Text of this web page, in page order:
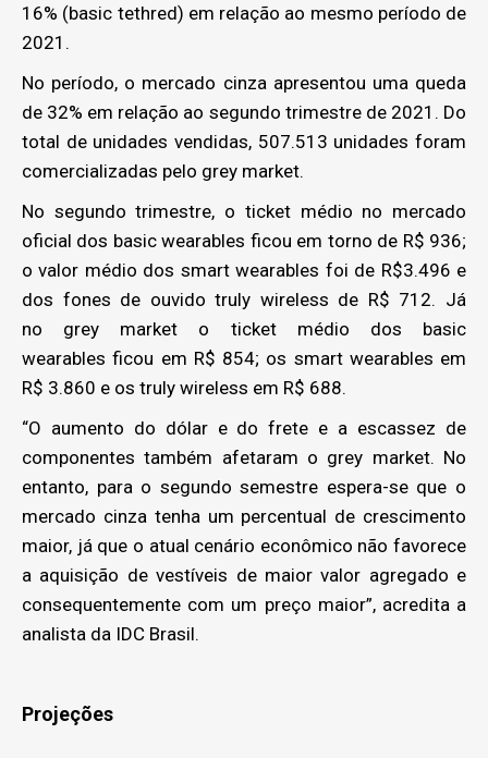
16% (basic tethred) em relação ao mesmo período de
2021.
No período, o mercado cinza apresentou uma queda
de 32% em relação ao segundo trimestre de 2021. Do
total de unidades vendidas, 507.513 unidades foram
comercializadas pelo grey market.
No segundo trimestre, o ticket médio no mercado
oficial dos basic wearables ficou em torno de R$ 936;
o valor médio dos smart wearables foi de R$3.496 e
dos fones de ouvido truly wireless de R$ 712. Já
no grey market o ticket médio dos basic
wearables ficou em R$ 854; os smart wearables em
R$ 3.860 e os truly wireless em R$ 688.
“O aumento do dólar e do frete e a escassez de
componentes também afetaram o grey market. No
entanto, para o segundo semestre espera-se que o
mercado cinza tenha um percentual de crescimento
maior, já que o atual cenário econômico não favorece
a aquisição de vestíveis de maior valor agregado e
consequentemente com um preço maior”, acredita a
analista da IDC Brasil.
Projeções